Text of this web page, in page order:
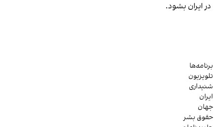
در ایران بشود.
برنامه‌ها
تلویزیون
شنیداری
ایران
جهان
حقوق بشر